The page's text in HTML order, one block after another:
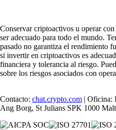
Conservar criptoactivos u operar
ser adecuado para todo el mundo.
pasado no garantiza el rendimiento
si invertir en criptoactivos es
financiera y tolerancia al riesgo.
sobre los riesgos asociados con
Contacto: chat.crypto.com | Oficina:
Ang Borg, St Julians SPK 1000